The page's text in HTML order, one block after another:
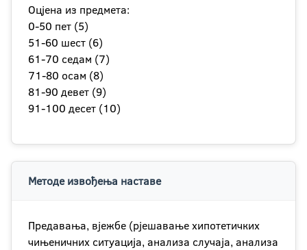
Оцјена из предмета:
0-50 пет (5)
51-60 шест (6)
61-70 седам (7)
71-80 осам (8)
81-90 девет (9)
91-100 десет (10)
Методе извођења наставе
Предавања, вјежбе (рјешавање хипотетичких
чињеничних ситуација, анализа случаја, анализа